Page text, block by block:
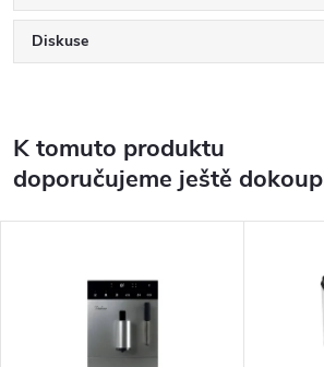
Diskuse
K tomuto produktu
doporučujeme ještě